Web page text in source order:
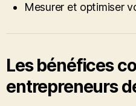
Mesurer et optimiser
Les bénéfices
entrepreneurs